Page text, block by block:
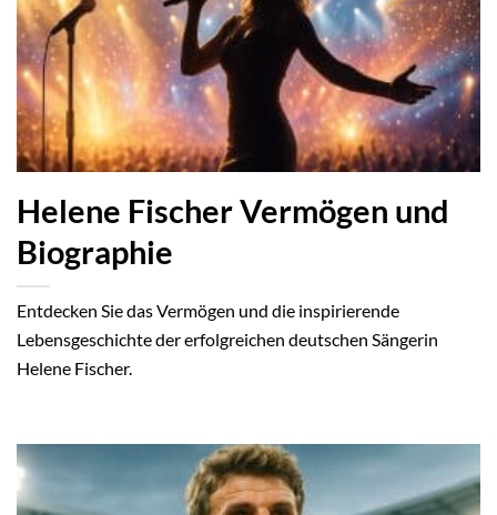
Helene Fischer Vermögen und
Biographie
Entdecken Sie das Vermögen und die inspirierende
Lebensgeschichte der erfolgreichen deutschen Sängerin
Helene Fischer.